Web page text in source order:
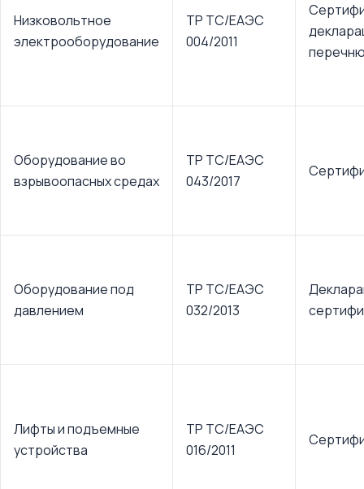
Низковольтное
электрооборудование
ТР ТС/ЕАЭС
004/2011
Оборудование во
взрывоопасных средах
ТР ТС/ЕАЭС
043/2017
Оборудование под
давлением
ТР ТС/ЕАЭС
032/2013
Лифты и подъемные
устройства
ТР ТС/ЕАЭС
016/2011